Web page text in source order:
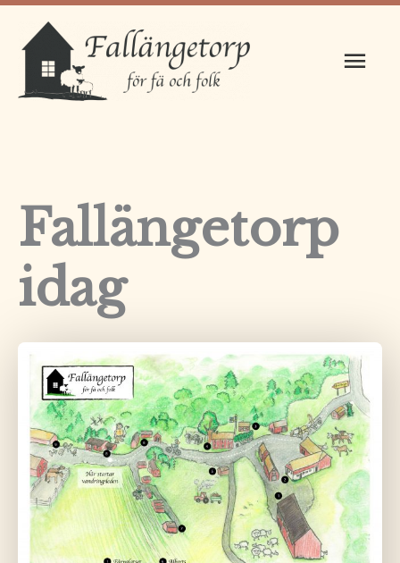
Hoppa
innehåll
Fallängetorp
idag